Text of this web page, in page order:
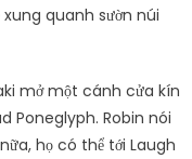
quanh sườn núi
mở một cánh cửa kín
Poneglyph. Robin nói
họ có thể tới Laugh